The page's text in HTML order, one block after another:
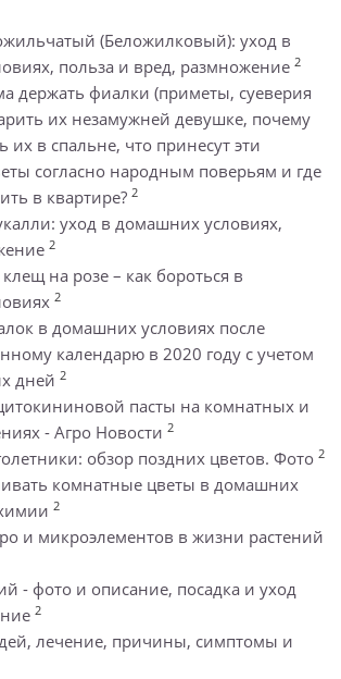
(Беложилковый): уход в
польза и вред, размножение 2
держать фиалки (приметы, суеверия
их незамужней девушке, почему
их в спальне, что принесут эти
согласно народным поверьям и где
в квартире? 2
уход в домашних условиях,
2
на розе – как бороться в
2
в домашних условиях после
календарю в 2020 году с учетом
дней 2
пасты на комнатных и
- Агро Новости 2
обзор поздних цветов. Фото 2
комнатные цветы в домашних
2
и микроэлементов в жизни растений
- фото и описание, посадка и уход
2
лечение, причины, симптомы и